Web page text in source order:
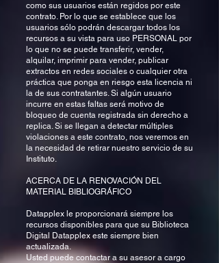
como sus usuarios están regidos por este
contrato. Por lo que se establece que los
usuarios sólo podrán descargar todos los
recursos a su vista para uso PERSONAL por
lo que no se puede transferir, vender,
alquilar, imprimir para vender, publicar
extractos en redes sociales o cualquier otra
práctica que ponga en riesgo esta licencia ni
la de sus contratantes. Si algún usuario
incurre en estas faltas será motivo de
bloqueo de cuenta registrada sin derecho a
replica. Si se llegan a detectar múltiples
violaciones a este contrato, nos veremos en
la necesidad de retirar nuestro servicio de su
Instituto.
ACERCA DE LA RENOVACIÓN DEL
MATERIAL BIBLIOGRÁFICO
Datapplex le proporcionará siempre los
recursos disponibles para que su Biblioteca
Digital Datapplex este siempre bien
actualizada.
Usted puede contactar a su asesor a cargo